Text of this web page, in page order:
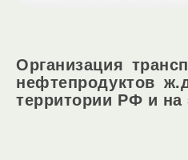
Организация
нефтепродуктов
территории РФ и на